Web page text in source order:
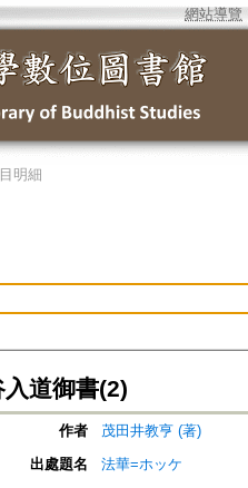
網站導覽
明細
入道御書(2)
作者
茂田井教亨 (著)
出處題名
法華=ホッケ